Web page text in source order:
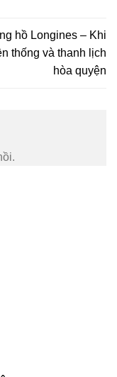
hồ Longines – Khi
thống và thanh lịch
hòa quyện